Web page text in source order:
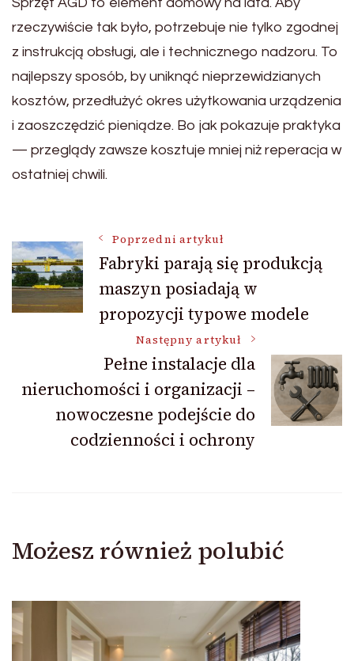
Sprzęt AGD to element domowy na lata. Aby
rzeczywiście tak było, potrzebuje nie tylko zgodnej
z instrukcją obsługi, ale i technicznego nadzoru. To
najlepszy sposób, by uniknąć nieprzewidzianych
kosztów, przedłużyć okres użytkowania urządzenia
i zaoszczędzić pieniądze. Bo jak pokazuje praktyka
— przeglądy zawsze kosztuje mniej niż reperacja w
ostatniej chwili.
Nawigacja
wpisu
Poprzedni artykuł
Fabryki parają się produkcją
maszyn posiadają w
propozycji typowe modele
Następny artykuł
Pełne instalacje dla
nieruchomości i organizacji –
nowoczesne podejście do
codzienności i ochrony
Możesz również polubić